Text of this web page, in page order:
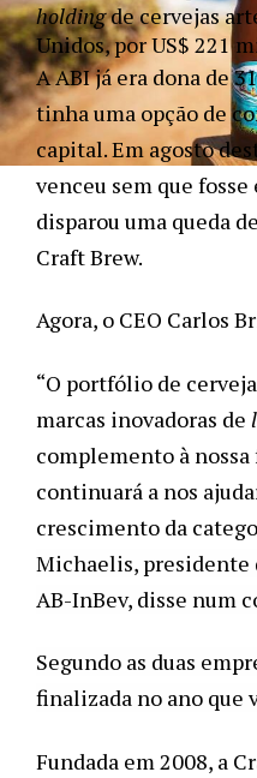
holding de cervejas
Unidos, por US$ 221
A ABI já era dona de
tinha uma opção de
capital. Em agosto
venceu sem que
disparou uma queda
Craft Brew.
Agora, o CEO Carlos
“O portfólio de
marcas inovadoras de
complemento à
continuará a nos
crescimento da
Michaelis, presidente
AB-InBev, disse num
Segundo as duas
finalizada no ano que
Fundada em 2008, a